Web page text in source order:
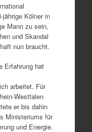
Kölner in
Mann zu sein,
und Skandal
nun braucht.
Erfahrung hat
arbeitet. Für
Westfalen
er bis dahin
Ministeriums für
und Energie.